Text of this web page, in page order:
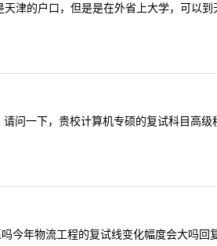
津的户口，但是是在外省上大学，可以到
问一下，贵校计算机专硕的复试科目高级
年物流工程的复试线变化幅度会大吗回